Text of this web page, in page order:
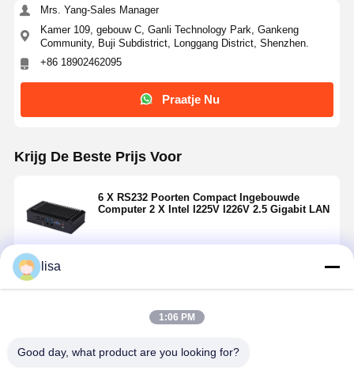
Mrs. Yang-Sales Manager
Kamer 109, gebouw C, Ganli Technology Park, Gankeng
Community, Buji Subdistrict, Longgang District, Shenzhen.
+86 18902462095
Praatje Nu
Krijg De Beste Prijs Voor
6 X RS232 Poorten Compact Ingebouwde
Computer 2 X Intel I225V I226V 2.5 Gigabit LAN
lisa
1:06 PM
Good day, what product are you looking for?